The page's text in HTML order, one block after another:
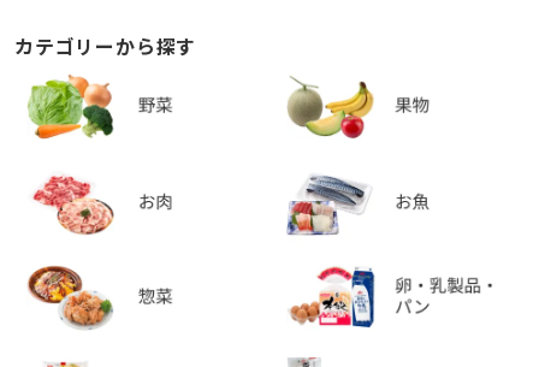
カテゴリーから探す